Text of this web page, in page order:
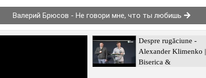
Валерий Брюсов - Не говори мне, что ты любишь
Despre rugăciune -
Alexander Klimenko |
Biserica &